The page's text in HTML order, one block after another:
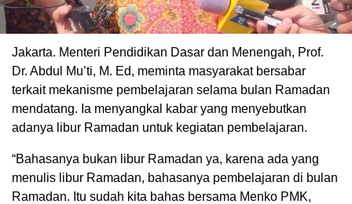
Jakarta. Menteri Pendidikan Dasar dan Menengah, Prof.
Dr. Abdul Mu’ti, M. Ed, meminta masyarakat bersabar
terkait mekanisme pembelajaran selama bulan Ramadan
mendatang. Ia menyangkal kabar yang menyebutkan
adanya libur Ramadan untuk kegiatan pembelajaran.
“Bahasanya bukan libur Ramadan ya, karena ada yang
menulis libur Ramadan, bahasanya pembelajaran di bulan
Ramadan. Itu sudah kita bahas bersama Menko PMK,